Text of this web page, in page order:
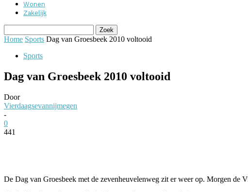
Wonen
Zakelijk
Home Sports Dag van Groesbeek 2010 voltooid
Sports
Dag van Groesbeek 2010 voltooid
Door
Vierdaagsevannijmegen
-
0
441
De Dag van Groesbeek met de zevenheuvelenweg zit er weer op. Morgen